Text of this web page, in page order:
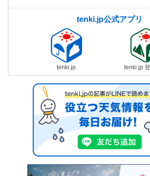
tenki.jp公式アプリ
tenki.jp tenki.jp